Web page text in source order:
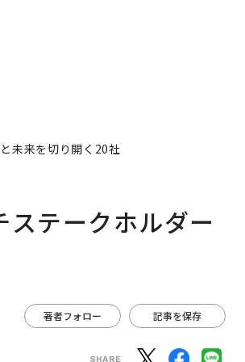
未来を切り開く20社
テークホルダー
著者フォロー 記事を保存